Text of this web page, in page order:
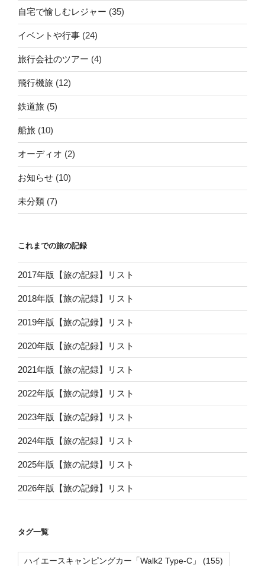
自宅で愉しむレジャー (35)
イベントや行事 (24)
旅行会社のツアー (4)
飛行機旅 (12)
鉄道旅 (5)
船旅 (10)
オーディオ (2)
お知らせ (10)
未分類 (7)
これまでの旅の記録
2017年版【旅の記録】リスト
2018年版【旅の記録】リスト
2019年版【旅の記録】リスト
2020年版【旅の記録】リスト
2021年版【旅の記録】リスト
2022年版【旅の記録】リスト
2023年版【旅の記録】リスト
2024年版【旅の記録】リスト
2025年版【旅の記録】リスト
2026年版【旅の記録】リスト
タグ一覧
ハイエースキャンピングカー「Walk2 Type-C」 (155)